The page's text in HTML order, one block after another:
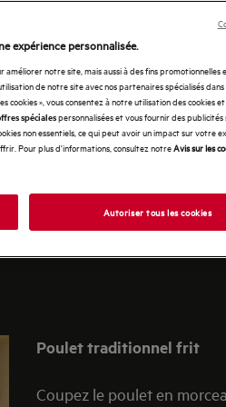
FRIT
grasse, sel et poivre, farine.
ne prenez donc
sel et poivre, huile
Poulet traditionnel frit
Coupez le poulet en
expérience personnalisée.
notre site, mais aussi à des fins promotionnelles
de notre site avec nos partenaires spécialisés dans
cookies », vous consentez à notre utilisation des cookies
spécialespersonnalisées et vous fournir des publicités
non essentiels, ce qui peut avoir un impact sur votre
Pour plus d'informations, consultez notreAvis sur les
Autoriser tous les cookies